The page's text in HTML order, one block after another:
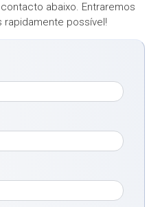
abaixo. Entraremos
possível!